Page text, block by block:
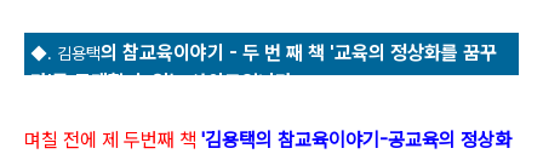
◆. 김용택의 참교육이야기 - 두 번 째 책 '교육의 정상화를 꿈꾸
다'를 구매할 수 있는 사이트입니다.
며칠 전에 제 두번째 책 '김용택의 참교육이야기-공교육의 정상화